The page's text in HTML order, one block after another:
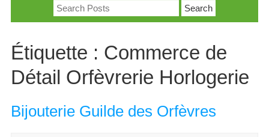
Search
for:
Étiquette : Commerce de
Détail Orfèvrerie Horlogerie
Bijouterie Guilde des Orfèvres